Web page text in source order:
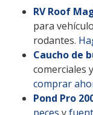
RV Roof
para
rodantes.
Caucho de
comerciales
comprar
Pond Pro